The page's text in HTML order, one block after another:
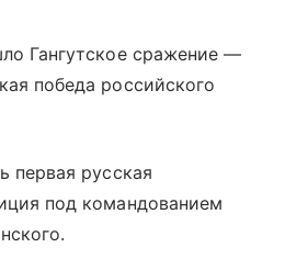
Гангутское сражение —
победа российского
первая русская
под командованием